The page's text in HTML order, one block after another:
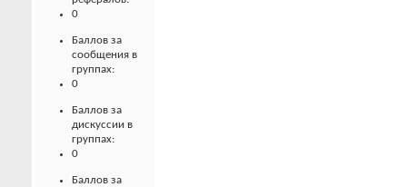
0
Баллов за
сообщения в
группах:
0
Баллов за
дискуссии в
группах:
0
Баллов за